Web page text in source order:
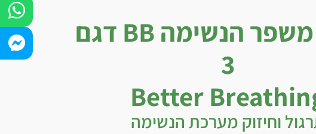
אביזר משפר הנשימה BB דגם
3
Better
וחיזוק מערכת הנשימה